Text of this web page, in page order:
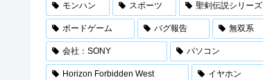
モンハン スポーツ 聖剣伝説シリーズ
ボードゲーム バグ報告 無双系
会社：SONY パソコン
Horizon Forbidden West イヤホン